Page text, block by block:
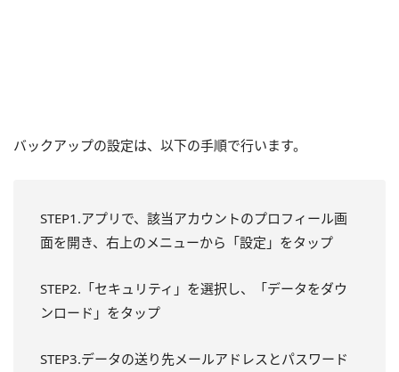
バックアップの設定は、以下の手順で行います。
STEP1.アプリで、該当アカウントのプロフィール画
面を開き、右上のメニューから「設定」をタップ
STEP2.「セキュリティ」を選択し、「データをダウ
ンロード」をタップ
STEP3.データの送り先メールアドレスとパスワード